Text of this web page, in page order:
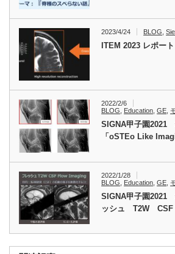
2023/4/24 BLOG ,
ITEM 2023 レポー
2022/2/6
BLOG
Education ,GE ,
SIGNA甲子園2021
「oSTEo Like
2022/1/28
BLOG
Education ,GE ,
SIGNA甲子園2021
ッシュ T2W